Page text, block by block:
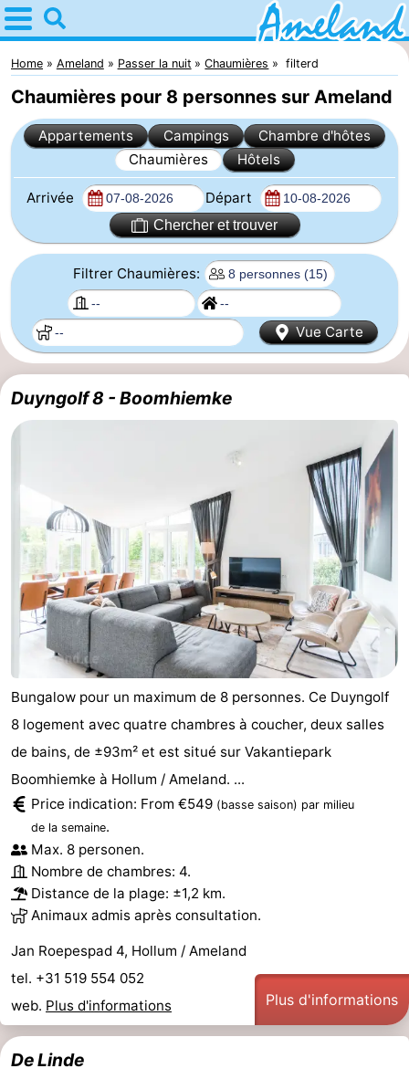
Home
Ameland
Astuces
Avec
enfants
Nature
Passer
nuit
Appartements
Ameland
State
Campings
Chambre
Boomhiemke
Landal
Ameland
Hôtels
Last
minutes
Plages
Voir
et
faire
Lieux
d'intérêt
-
Musées
-
Monuments
-
Églises
-
Points
Attractions
Home Ameland Passer la nuit Chaumières filterd
Chaumières pour 8 personnes sur Ameland
Appartements Campings
Chambre d'hôtes
Chaumières
Hôtels
Arrivée Départ
Chercher et trouver
Filtrer Chaumières:
Vue Carte
Duyngolf 8 - Boomhiemke
Bungalow pour un maximum de 8 personnes. Ce Duyngolf
8 logement avec quatre chambres à coucher, deux salles
de bains, de ±93m² et est situé sur Vakantiepark
Boomhiemke à Hollum / Ameland. ...
Price indication: From €549 (basse saison) par milieu
de la semaine.
Max. 8 personen.
Nombre de chambres: 4.
Distance de la plage: ±1,2 km.
Animaux admis après consultation.
Jan Roepespad 4, Hollum / Ameland
tel. +31 519 554 052
web. Plus d'informations Plus d'informations
De Linde